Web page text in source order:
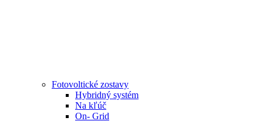
Fotovoltické zostavy
Hybridný systém
Na kľúč
On- Grid